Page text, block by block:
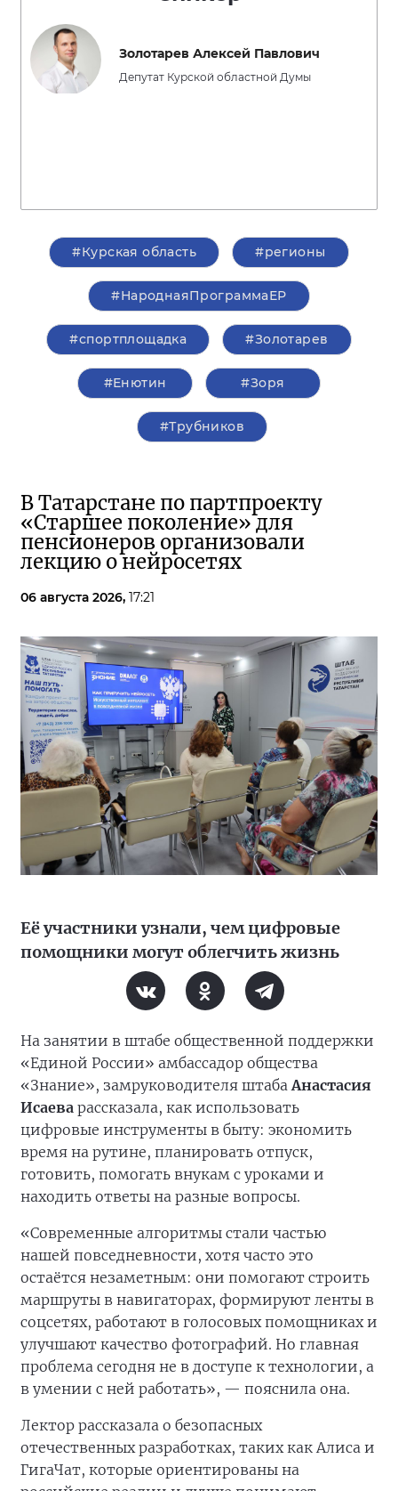
Золотарев Алексей Павлович
Депутат Курской областной Думы
#Курская область #регионы
#НароднаяПрограммаЕР
#спортплощадка #Золотарев
#Енютин #Зоря
#Трубников
В Татарстане по партпроекту
«Старшее поколение» для
пенсионеров организовали
лекцию о нейросетях
06 августа 2026, 17:21
Её участники узнали, чем цифровые
помощники могут облегчить жизнь
На занятии в штабе общественной поддержки
«Единой России» амбассадор общества
«Знание», замруководителя штабаАнастасия
Исаева рассказала, как использовать
цифровые инструменты в быту: экономить
время на рутине, планировать отпуск,
готовить, помогать внукам с уроками и
находить ответы на разные вопросы.
«Современные алгоритмы стали частью
нашей повседневности, хотя часто это
остаётся незаметным: они помогают строить
маршруты в навигаторах, формируют ленты в
соцсетях, работают в голосовых помощниках и
улучшают качество фотографий. Но главная
проблема сегодня не в доступе к технологии, а
в умении с ней работать», — пояснила она.
Лектор рассказала о безопасных
отечественных разработках, таких как Алиса и
ГигаЧат, которые ориентированы на